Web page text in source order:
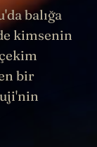
balığa
kimsenin
bir